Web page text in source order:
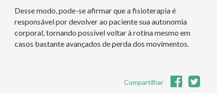
Desse modo, pode-se afirmar que a fisioterapia é
responsável por devolver ao paciente sua autonomia
corporal, tornando possível voltar à rotina mesmo em
casos bastante avançados de perda dos movimentos.
Compartilhar